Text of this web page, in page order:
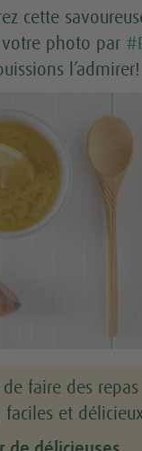
cette
votre photo par
faire des repas
faciles et